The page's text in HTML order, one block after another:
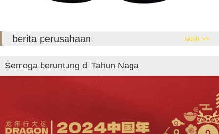
berita perusahaan lebih >>
Semoga beruntung di Tahun Naga